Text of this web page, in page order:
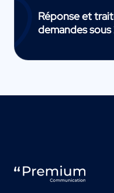
Réponse et
demandes sous